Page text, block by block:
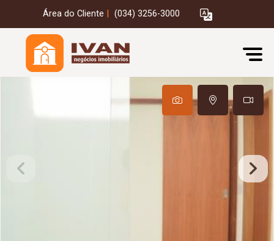
Área do Cliente (034) 3256-3000